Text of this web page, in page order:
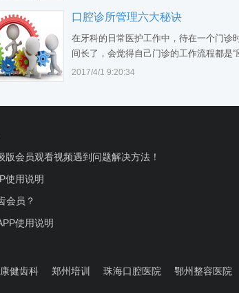
口腔诊所管理六大秘诀
在牙科的日常医护工作中，待在一个门诊
间长了，会觉得自己门诊的工作流程都是“
该”这样，别人的门诊应该也是差不多。今天
2017/4/1 9:20:34
版会员观看视频遇到问题解决方法！
使用说明
会员？
使用说明
健齿科 郑州培训 珠海口腔医院 鄂州整容医院